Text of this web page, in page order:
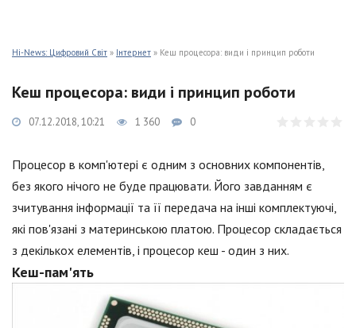
Hi-News: Цифровий Світ » Інтернет » Кеш процесора: види і принцип роботи
Кеш процесора: види і принцип роботи
07.12.2018, 10:21 1 360 0
Процесор в комп'ютері є одним з основних компонентів,
без якого нічого не буде працювати. Його завданням є
зчитування інформації та її передача на інші комплектуючі,
які пов'язані з материнською платою. Процесор складається
з декількох елементів, і процесор кеш - один з них.
Кеш-пам'ять